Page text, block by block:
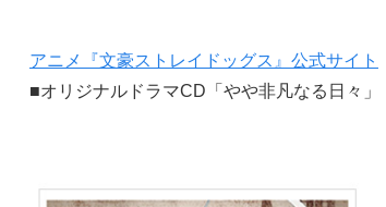
アニメ『文豪ストレイドッグス』公式サイト
■オリジナルドラマCD「やや非凡なる日々